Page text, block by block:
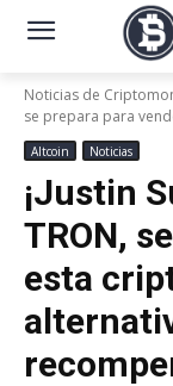
Noticias de
se prepara para
Altcoin Noticias
¡Justin
TRON,
esta